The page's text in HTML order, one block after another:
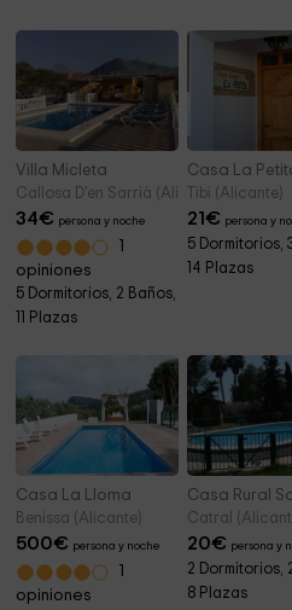
Villa Micleta
Callosa D'en Sarrià (Alicante)
34€ persona y noche
opiniones
5 Dormitorios, 2 Baños,
11 Plazas
Casa La
Tibi (Alicante)
21€ persona y
5 Dormitorios,
14 Plazas
Casa La Lloma
Benissa (Alicante)
500€ persona y noche
opiniones
Casa Rural
Catral
20€ persona y
2 Dormitorios,
8 Plazas